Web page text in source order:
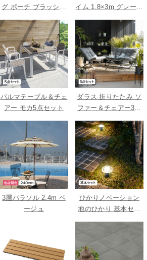
グ ポーチ ブラッシュ
イム 1.8×3m グレース
パルマテーブル＆チェ
アー モカ5点セット
ダラス 折りたたみ ソ
ファー＆チェアー3点
セット
3層パラソル 2.4m ベ
ージュ
ひかりノベーション
地のひかり 基本セッ
ト